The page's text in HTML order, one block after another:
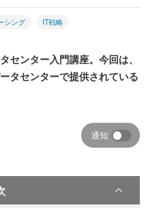
シング IT戦略
センター入門講座。今回は、
タセンターで提供されている
通知